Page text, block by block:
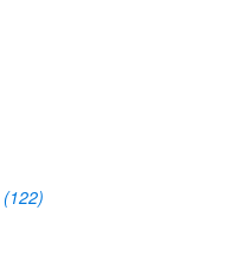
(122)